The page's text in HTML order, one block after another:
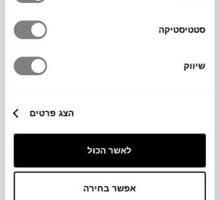
סטטיסטיקה
שיווק
הצג פרטים
לאשר הכול
אפשר בחירה
ETHNICRAFT